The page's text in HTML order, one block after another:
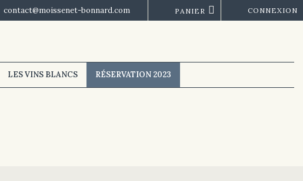
CONNEXION
PANIER
contact@moissenet-bonnard.com
LES VINS BLANCS RÉSERVATION 2023